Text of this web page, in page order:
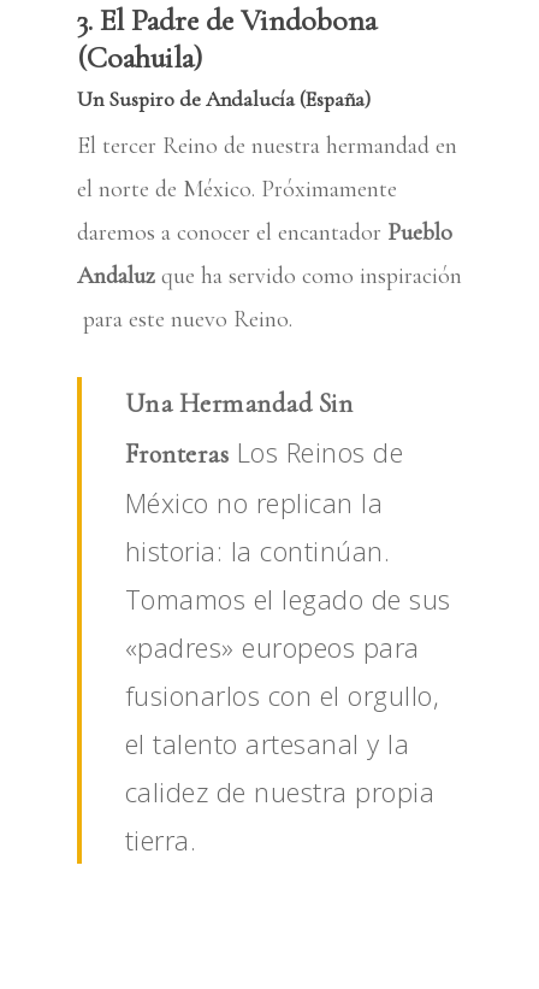
3. El Padre de Vindobona
(Coahuila)
Un Suspiro de Andalucía (España)
El tercer Reino de nuestra hermandad en
el norte de México. Próximamente
daremos a conocer el encantador Pueblo
Andaluz que ha servido como inspiración
para este nuevo Reino.
Una Hermandad Sin
Fronteras Los Reinos de
México no replican la
historia: la continúan.
Tomamos el legado de sus
«padres» europeos para
fusionarlos con el orgullo,
el talento artesanal y la
calidez de nuestra propia
tierra.